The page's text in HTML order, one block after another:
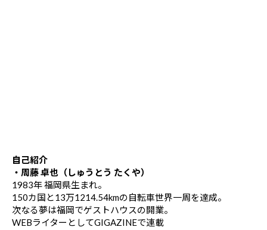
自己紹介
・周藤 卓也（しゅうとう たくや）
1983年 福岡県生まれ。
150カ国と13万1214.54kmの自転車世界一周を達成。
次なる夢は福岡でゲストハウスの開業。
WEBライターとしてGIGAZINEで連載